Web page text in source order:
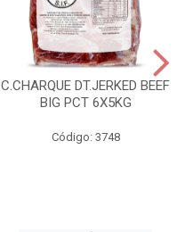
C.CHARQUE DT.JERKED BEEF
BIG PCT 6X5KG
Código: 3748